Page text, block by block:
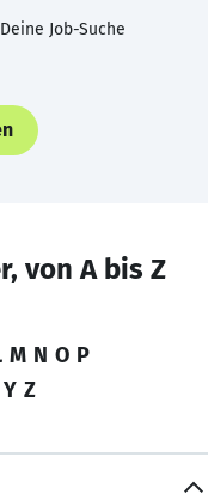
Job-Suche
von A bis Z
M N O P
Y Z